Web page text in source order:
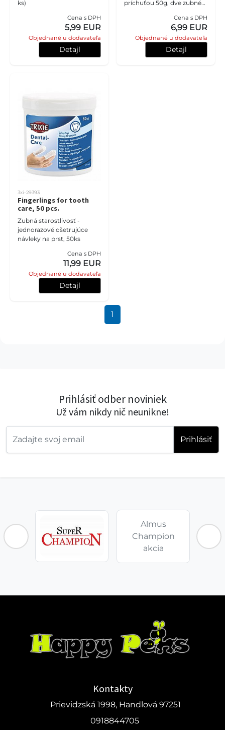
ks)
Cena s DPH
5,99 EUR
Objednané u dodavateľa
Detajl
príchuťou 50g, dve zubné
Cena s DPH
6,99 EUR
Objednané u dodavateľa
Detajl
3xi-29393
Fingerlings for tooth
care, 50 pcs.
Zubná starostlivosť -
jednorazové ošetrujúce
návleky na prst, 50ks
Cena s DPH
11,99 EUR
Objednané u dodavateľa
Detajl
1
Prihlásiť odber noviniek
Už vám nikdy nič neunikne!
Prihlásiť
Champion
akcia
Kontakty
Prievidzská 1998, Handlová 97251
0918844705